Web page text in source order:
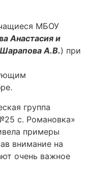
МБОУ
Анастасия и
Шарапова А.В.) при
группа
с. Романовка»
примеры
внимание на
очень важное